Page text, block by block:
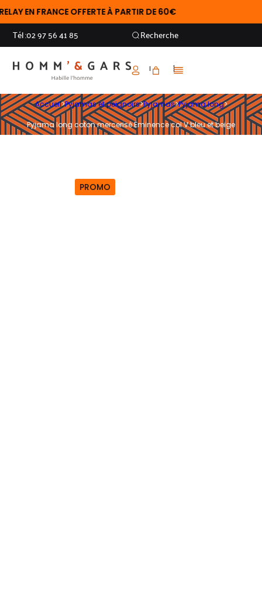
EN FRANCE OFFERTE À PARTIR DE 60€
Tél :02 97 56 41 85 Recherche
Accueil>Pyjamas et peignoirs>Pyjamas>Pyjama long>
Pyjama long coton mercerisé Eminence col V bleu et beige
PROMO